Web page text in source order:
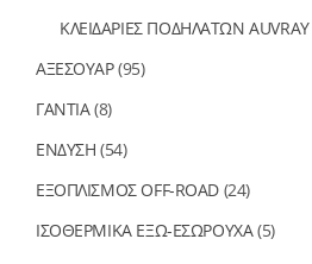
ΚΛΕΙΔΑΡΙΕΣ ΠΟΔΗΛΑΤΩΝ AUVRAY
ΑΞΕΣΟΥΑΡ(95)
ΓΑΝΤΙΑ(8)
ΕΝΔΥΣΗ (54)
ΕΞΟΠΛΙΣΜΟΣ OFF-ROAD (24)
ΙΣΟΘΕΡΜΙΚΑ ΕΞΩ-ΕΣΩΡΟΥΧΑ(5)